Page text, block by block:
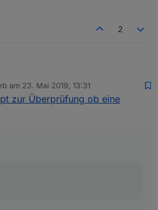
2
does not
in die ID ?
am 23. Mai 2019, 13:31
editiert von
zur Überprüfung ob eine